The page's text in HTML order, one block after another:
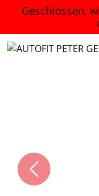
Geschlossen,